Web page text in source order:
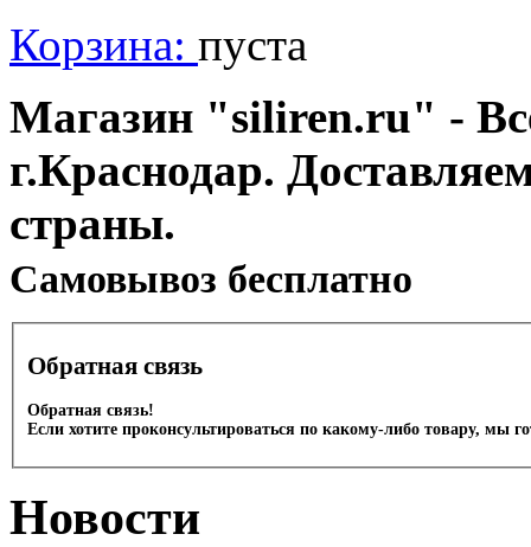
Корзина: пуста
Магазин "siliren.ru" -
г.Краснодар.
страны.
Cамовывоз бесплатно
Обратная связь
Обратная связь!
Если хотите проконсультироваться по какому-либо товару, мы
Новости